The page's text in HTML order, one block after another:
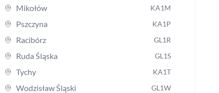
Mikołów KA1M
Pszczyna KA1P
Racibórz GL1R
Ruda Śląska GL1S
Tychy KA1T
Wodzisław Śląski GL1W